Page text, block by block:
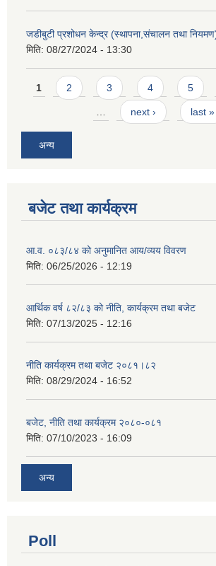
जडीबुटी प्रशोधन केन्द्र (स्थापना,संचालन तथा
मिति: 08/27/2024 - 13:30
Pages
1 2 3 4 5
… next › last »
अन्य
बजेट तथा कार्यक्रम
आ.व. ०८३/८४ को अनुमानित आय/व्यय विवरण
मिति: 06/25/2026 - 12:19
आर्थिक वर्ष ८२/८३ को नीति, कार्यक्रम तथा बजेट
मिति: 07/13/2025 - 12:16
नीति कार्यक्रम तथा बजेट २०८१।८२
मिति: 08/29/2024 - 16:52
बजेट, नीति तथा कार्यक्रम २०८०-०८१
मिति: 07/10/2023 - 16:09
अन्य
Poll